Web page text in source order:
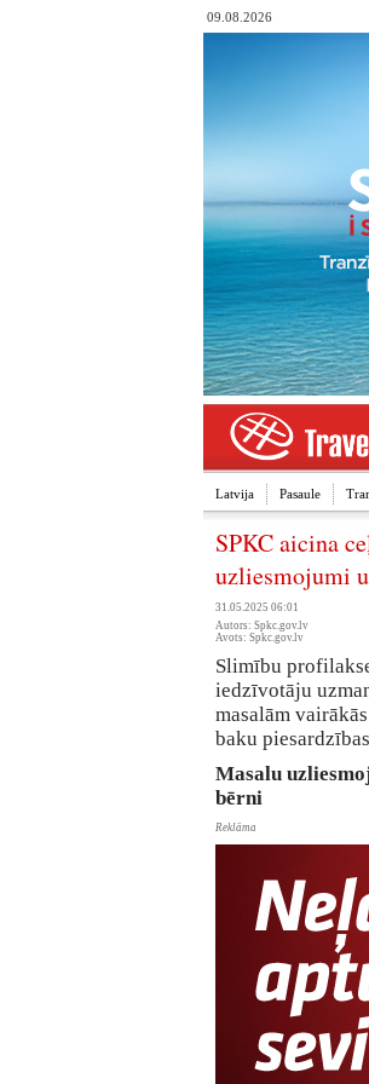
09.08.2026
Latvija Pasaule
SPKC aicina
uzliesmojumi
31.05.2025 06:01
Autors: Spkc.gov.lv
Avots: Spkc.gov.lv
Slimību
iedzīvotāju
masalām
baku
Masalu
bērni
Reklāma